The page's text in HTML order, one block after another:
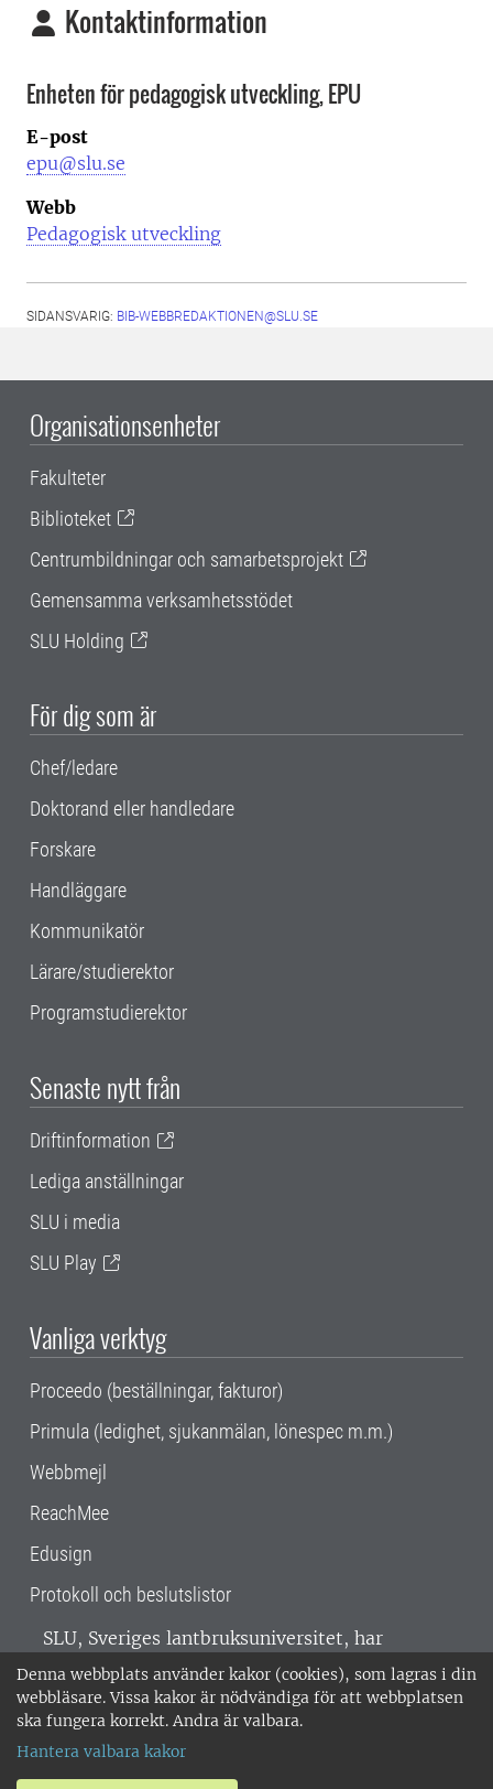
Denna webbplats använder kakor (cookies), som lagras i din
webbläsare. Vissa kakor är nödvändiga för att webbplatsen
ska fungera korrekt. Andra är valbara.
Hantera valbara kakor
Kontaktinformation
Enheten för pedagogisk utveckling, EPU
E-post
epu@slu.se
Webb
Pedagogisk utveckling
SIDANSVARIG: BIB-WEBBREDAKTIONEN@SLU.SE
Organisationsenheter
Fakulteter
Biblioteket
Centrumbildningar och samarbetsprojekt
Gemensamma verksamhetsstödet
SLU Holding
För dig som är
Chef/ledare
Doktorand eller handledare
Forskare
Handläggare
Kommunikatör
Lärare/studierektor
Programstudierektor
Senaste nytt från
Driftinformation
Lediga anställningar
SLU i media
SLU Play
Vanliga verktyg
Proceedo (beställningar, fakturor)
Primula (ledighet, sjukanmälan, lönespec m.m.)
Webbmejl
ReachMee
Edusign
Protokoll och beslutslistor
SLU, Sveriges lantbruksuniversitet, har
verksamhet över hela Sverige. Huvudorter är
Alnarp, Uppsala och Umeå.SLU är
miljöcertifierat enligt ISO 14001. •
018-67 10 00 • Org nr: 202100-2817 •